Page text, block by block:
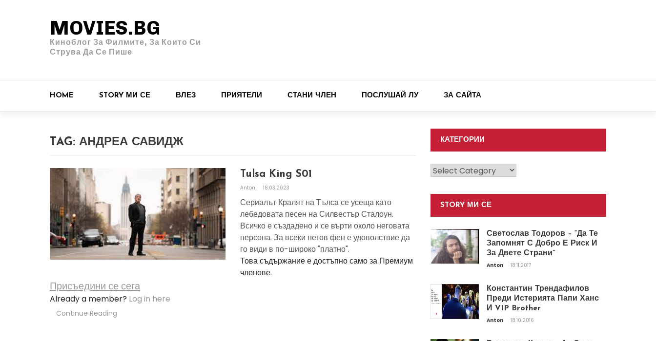
MOVIES.BG
Киноблог За Филмите, За Които Си
Струва Да Се Пише
HOME STORY МИ СЕ ВЛЕЗ ПРИЯТЕЛИ СТАНИ ЧЛЕН ПОСЛУШАЙ ЛУ ЗА САЙТА
TAG: АНДРЕА САВИДЖ
Tulsa King S01
Anton 18.03.2023
Сериалът Кралят на Тълса се усеща като
лебедовата песен на Силвестър Сталоун.
Всичко е създадено и се върти около неговата
персона. За всеки негов фен е удоволствие да
го види в по-широко "платно".
Това съдържание е достъпно само за Премиум
членове.
Присъедини се сега
Already a member? Log in here
Continue Reading
КАТЕГОРИИ
Категории
STORY МИ СЕ
Светослав Тодоров – “Да Те
Запомнят С Добро Е Риск И
За Двете Страни”
Anton 18.11.2017
Константин Трендафилов
Преди Истерията Папи Ханс
И VIP Brother
Anton 18.10.2016